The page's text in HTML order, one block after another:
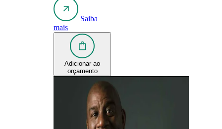
Saiba
mais
Adicionar ao
orçamento